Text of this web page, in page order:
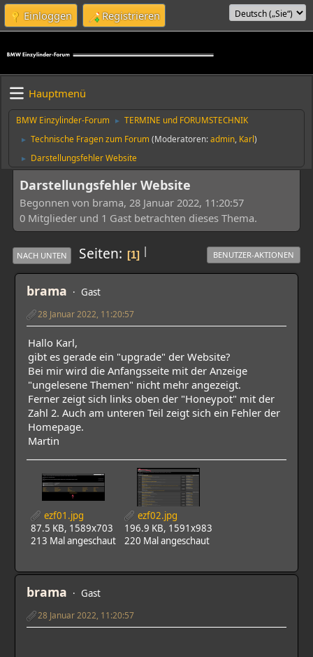
Einloggen Registrieren
Hauptmenü
BMW Einzylinder-Forum ► TERMINE und FORUMSTECHNIK
► Technische Fragen zum Forum (Moderatoren:admin Karl)
► Darstellungsfehler Website
Darstellungsfehler Website
Begonnen von brama, 28 Januar 2022, 11:20:57
0 Mitglieder und 1 Gast betrachten dieses Thema.
|
NACH UNTEN Seiten 1 BENUTZER-AKTIONEN
brama Gast
28 Januar 2022, 11:20:57
Hallo Karl,
gibt es gerade ein "upgrade" der Website?
Bei mir wird die Anfangsseite mit der Anzeige
"ungelesene Themen" nicht mehr angezeigt.
Ferner zeigt sich links oben der "Honeypot" mit der
Zahl 2. Auch am unteren Teil zeigt sich ein Fehler der
Homepage.
Martin
ezf01.jpg
87.5 KB, 1589x703
213 Mal angeschaut
ezf02.jpg
196.9 KB, 1591x983
220 Mal angeschaut
brama Gast
28 Januar 2022, 11:20:57